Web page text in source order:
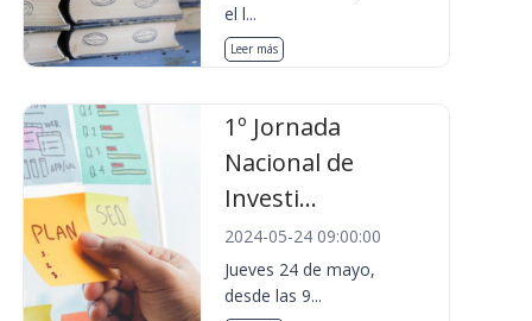
el l...
Leer más
1º Jornada
Nacional de
Investi...
2024-05-24 09:00:00
Jueves 24 de mayo,
desde las 9...